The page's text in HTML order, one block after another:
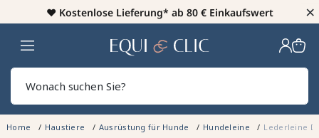
♥️ Kostenlose Lieferung* ab 80 € Einkaufswert ×
Heim
Home Haustiere Ausrüstung für Hunde Hundeleine Lederleine